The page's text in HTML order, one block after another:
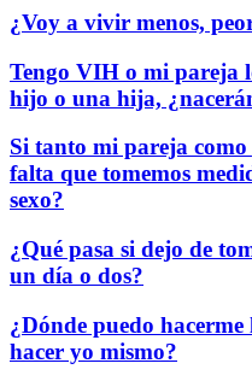
¿Voy a vivir menos,
Tengo VIH o mi pareja
hijo o una hija,
Si tanto mi pareja
falta que tomemos
sexo?
¿Qué pasa si dejo de
un día o dos?
¿Dónde puedo
hacer yo mismo?